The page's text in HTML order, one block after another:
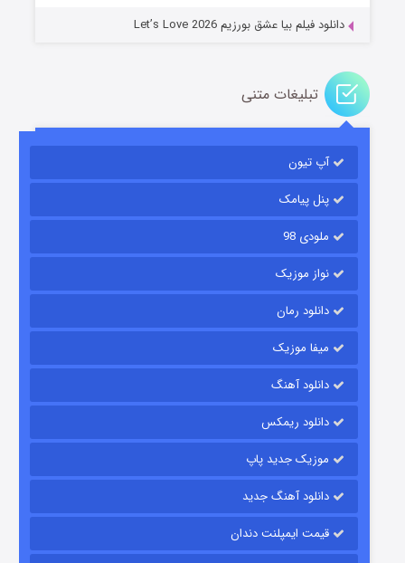
باب اسفنجی فصل ۱۷
قسمت۶ (زیرنویس) منتشر شد
قسمت۱۵ (دوبله) منتشر شد
دانلود فیلم بیا عشق بورزیم Let’s Love 2026
تبلیغات متنی
آپ تیون
پنل پیامک
ملودی 98
نواز موزیک
دانلود رمان
میفا موزیک
دانلود آهنگ
دانلود ریمکس
موزیک جدید پاپ
دانلود آهنگ جدید
قیمت ایمپلنت دندان